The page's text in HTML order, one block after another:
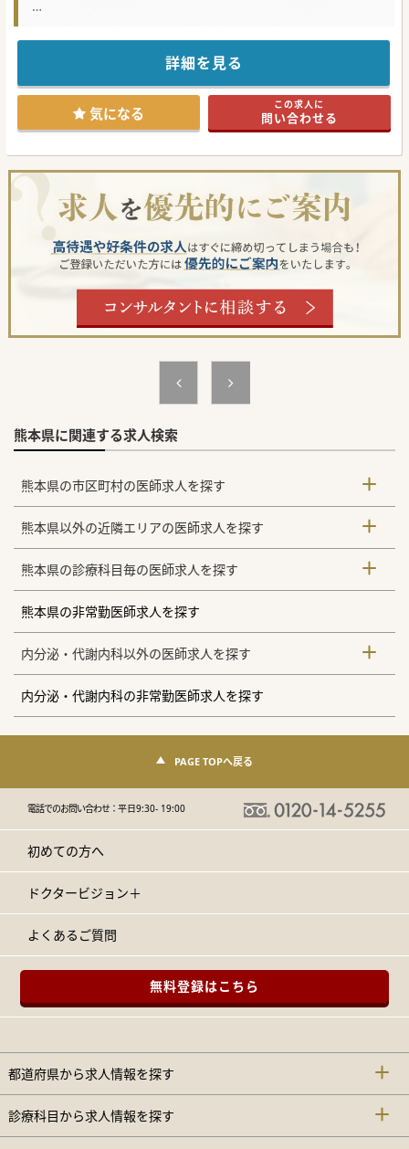
働き方や業務内容等、柔軟にご相談が可能な案件でございま
ベテラン医師も多数在籍をしており、比較的落ち着いたご勤
務環境が整っております。
ご興味ございましたらお気軽にお問合せくださいませ。
#秋入職可
詳細を見る
気になる この求人に
問い合わせる
熊本県に関連する求人検索
熊本県の市区町村の医師求人を探す
熊本県以外の近隣エリアの医師求人を探す
熊本県の診療科目毎の医師求人を探す
熊本県の非常勤医師求人を探す
内分泌・代謝内科以外の医師求人を探す
内分泌・代謝内科の非常勤医師求人を探す
PAGE TOPへ戻る
電話でのお問い合わせ：平日9:30- 19:00
初めての方へ
ドクタービジョン＋
よくあるご質問
無料登録はこちら
都道府県から求人情報を探す
診療科目から求人情報を探す